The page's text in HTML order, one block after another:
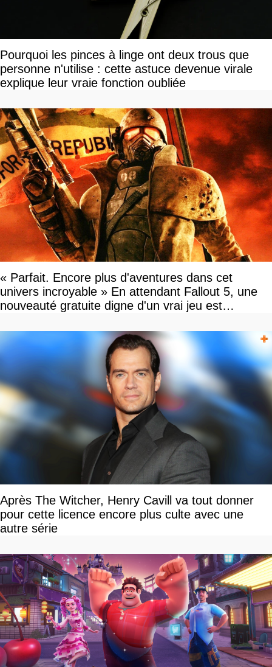
Pourquoi les pinces à linge ont deux trous que
personne n'utilise : cette astuce devenue virale
explique leur vraie fonction oubliée
« Parfait. Encore plus d'aventures dans cet
univers incroyable » En attendant Fallout 5, une
nouveauté gratuite digne d'un vrai jeu est
Après The Witcher, Henry Cavill va tout donner
pour cette licence encore plus culte avec une
autre série